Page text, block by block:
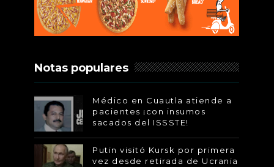
Notas populares
Médico en Cuautla atiende a
pacientes ¡con insumos
sacados del ISSSTE!
Putin visitó Kursk por primera
vez desde retirada de Ucrania